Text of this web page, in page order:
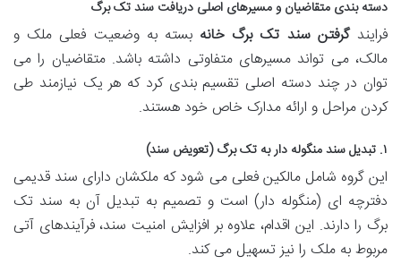
دسته بندی متقاضیان و مسیرهای اصلی دریافت سند تک برگ
فرایندگرفتن سند تک برگ خانه بسته به وضعیت فعلی ملک و
مالک، می تواند مسیرهای متفاوتی داشته باشد. متقاضیان را می
توان در چند دسته اصلی تقسیم بندی کرد که هر یک نیازمند طی
کردن مراحل و ارائه مدارک خاص خود هستند.
۱. تبدیل سند منگوله دار به تک برگ (تعویض سند)
این گروه شامل مالکین فعلی می شود که ملکشان دارای سند قدیمی
دفترچه ای (منگوله دار) است و تصمیم به تبدیل آن به سند تک
برگ را دارند. این اقدام، علاوه بر افزایش امنیت سند، فرآیندهای آتی
مربوط به ملک را نیز تسهیل می کند.